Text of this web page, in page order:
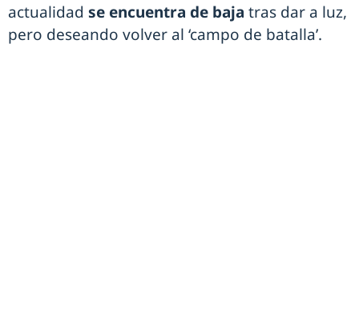
actualidad se encuentra de baja tras dar a luz,
pero deseando volver al ‘campo de batalla’.